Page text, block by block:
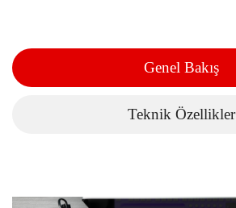
Genel Bakış
Teknik Özellikler